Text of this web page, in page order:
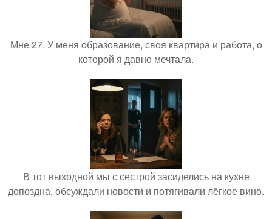
Мне 27. У меня образование, своя квартира и работа, о
которой я давно мечтала.
В тот выходной мы с сестрой засиделись на кухне
допоздна, обсуждали новости и потягивали лёгкое вино.